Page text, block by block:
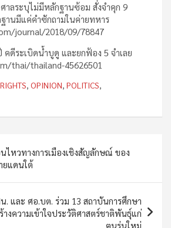
าลระบุไม่มีหลักฐานซ้อม สั่งจำคุก 9
านมีแค่คำซักถามในค่ายทหาร
journal/2018/09/78847
คดีระเบิดน้ำบูดู และยกฟ้อง 5 จำเลย
thai/thailand-45626501
, OPINION, POLITICS,
ไหวทางการเมืองเชิงสัญลักษณ์ ของ
ยแดนใต้
. และ ศอ.บต. ร่วม 13 สถาบันการศึกษา
งความเข้าใจประวัติศาสตร์ชาติพันธุ์แก่
ฅนรุ่นใหม่